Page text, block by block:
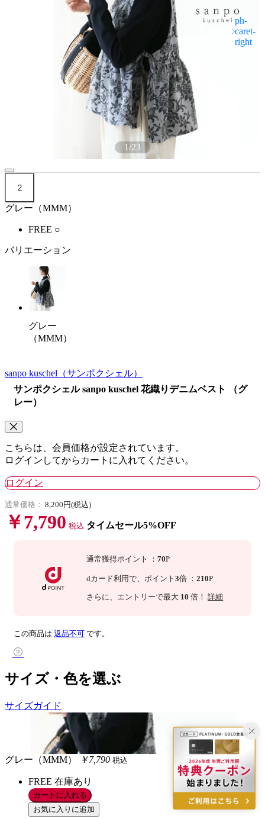
1/23
2
グレー（MMM）
FREE ○
バリエーション
グレー
（MMM）
sanpo kuschel （サンポクシェル）
サンポクシェル sanpo kuschel 花織りデニムベスト （グ
レー）
こちらは、会員価格が設定されています。
ログインしてからカートに入れてください。
ログイン
通常価格： 8,200円(税込)
￥7,790 税込 タイムセール5%OFF
通常獲得ポイント ：70P
dカード利用で、ポイント3倍 ：210P
さらに、エントリーで最大 10 倍！詳細
この商品は 返品不可 です。
サイズ・色を選ぶ
サイズガイド
グレー（MMM） ￥7,790 税込
FREE 在庫あり
カートに入れる
お気に入りに追加